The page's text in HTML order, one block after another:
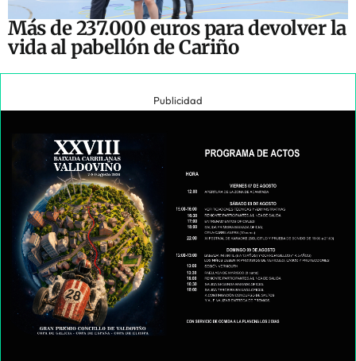
Más de 237.000 euros para devolver la
vida al pabellón de Cariño
Publicidad